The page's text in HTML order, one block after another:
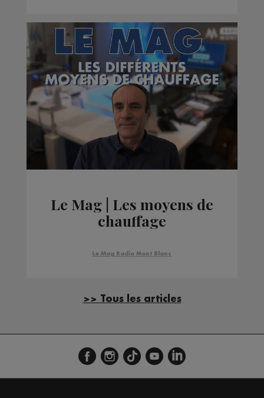
Le Mag | Les moyens de
chauffage
Le Mag Radio Mont Blanc
>> Tous les articles